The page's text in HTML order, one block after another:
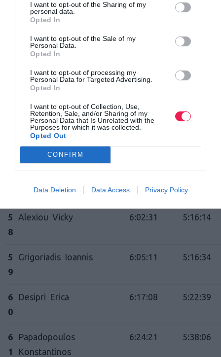
I want to opt-out of the Sharing of my
personal data.
Opted In
I want to opt-out of the Sale of my
Personal Data.
Opted In
I want to opt-out of processing my
Personal Data for Targeted Advertising.
Opted In
I want to opt-out of Collection, Use,
Retention, Sale, and/or Sharing of my
Personal Data that Is Unrelated with the
Purposes for which it was collected.
Opted Out
CONFIRM
Data Deletion Data Access Privacy Policy
Kontostoli Despina
Moschonas Evangelos
Koroniotis Sotiris
5
8
Alexiou Vicky 6:02:31 5:16:14
5
9
Grigoriadis Ioannis 6:05:11 5:16:34
6
0
Desipri Erica 6:17:08 5:22:39
6
1
Papadopoulos
Konstantinos
6:24:21 5:38:06